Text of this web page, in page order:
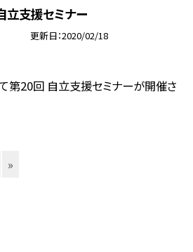
立支援セミナー
更新日 2020/02/18
第20回 自立支援セミナーが開催さ
»